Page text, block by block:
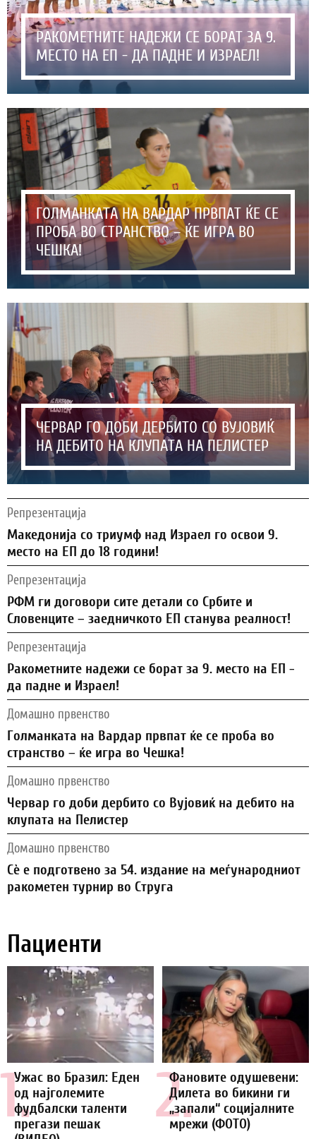
РАКОМЕТНИТЕ НАДЕЖИ СЕ БОРАТ ЗА 9.
МЕСТО НА ЕП - ДА ПАДНЕ И ИЗРАЕЛ!
ГОЛМАНКАТА НА ВАРДАР ПРВПАТ ЌЕ СЕ
ПРОБА ВО СТРАНСТВО – ЌЕ ИГРА ВО
ЧЕШКА!
ЧЕРВАР ГО ДОБИ ДЕРБИТО СО ВУЈОВИЌ
НА ДЕБИТО НА КЛУПАТА НА ПЕЛИСТЕР
Репрезентација
Македонија со триумф над Израел го освои 9.
место на ЕП до 18 години!
Репрезентација
РФМ ги договори сите детали со Србите и
Словенците – заедничкото ЕП станува реалност!
Репрезентација
Ракометните надежи се борат за 9. место на ЕП -
да падне и Израел!
Домашно првенство
Голманката на Вардар првпат ќе се проба во
странство – ќе игра во Чешка!
Домашно првенство
Червар го доби дербито со Вујовиќ на дебито на
клупата на Пелистер
Домашно првенство
Сѐ е подготвено за 54. издание на меѓународниот
ракометен турнир во Струга
Пациенти
1.
Ужас во Бразил: Еден
од најголемите
фудбалски таленти
прегази пешак
2.
Фановите одушевени:
Дилета во бикини ги
„запали“ социјалните
мрежи (ФОТО)